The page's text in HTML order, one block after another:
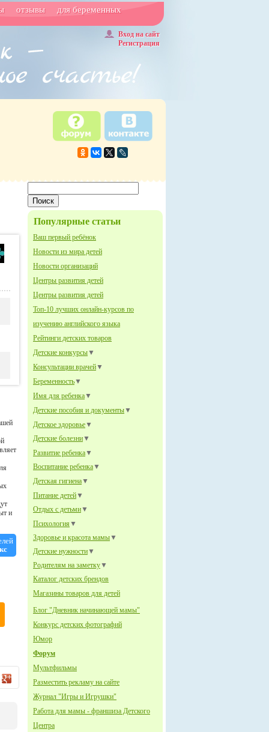
отзывы для беременных
Вход на сайт
Регистрация
Популярные статьи
Ваш первый ребёнок
Новости из мира детей
Новости организаций
Центры развития детей
Центры развития детей
Топ-10 лучших онлайн-курсов по
изучению английского языка
Рейтинги детских товаров
Детские конкурсы▼
Консультации врачей▼
Беременность▼
Имя для ребенка▼
Детские пособия и документы▼
Детское здоровье▼
Детские болезни▼
Развитие ребенка▼
Воспитание ребенка▼
Детская гигиена▼
Питание детей▼
Отдых с детьми▼
Психология ▼
Здоровье и красота мамы▼
Детские нужности▼
Родителям на заметку▼
Каталог детских брендов
Магазины товаров для детей
Блог "Дневник начинающей мамы"
Конкурс детских фотографий
Юмор
Форум
Мультфильмы
Разместить рекламу на сайте
Журнал "Игры и Игрушки"
Работа для мамы - франшиза Детского
Центра
и